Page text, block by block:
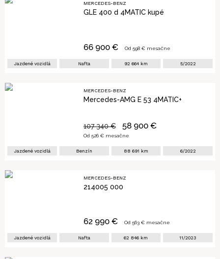
MERCEDES-BENZ
GLE 400 d 4MATIC kupé
Jazdené vozidlá Nafta 92 664km 5/2022
66 900€ Od 598€ mesačne
MERCEDES-BENZ
Mercedes-AMG E 53 4MATIC+
Jazdené vozidlá Benzín 88 691 km 6/2022
107 340€ 58 900€
Od 526€ mesačne
MERCEDES-BENZ
214005 000
Jazdené vozidlá Nafta 62 846 km 11/2023
62 990€ Od 563€ mesačne